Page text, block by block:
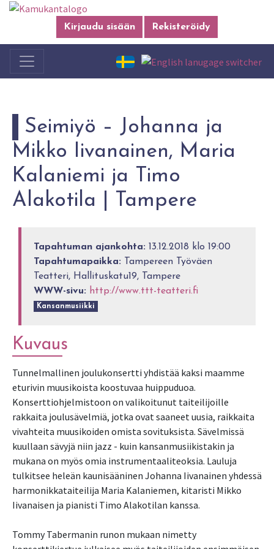
Kirjaudu sisään Rekisteröidy
Seimiyö – Johanna ja
Mikko Iivanainen, Maria
Kalaniemi ja Timo
Alakotila | Tampere
Tapahtuman ajankohta: 13.12.2018 klo 19:00
Tapahtumapaikka: Tampereen Työväen
Teatteri, Hallituskatu19, Tampere
WWW-sivu: http://www.ttt-teatteri.fi
Kansanmusiikki
Kuvaus
Tunnelmallinen joulukonsertti yhdistää kaksi maamme
eturivin muusikoista koostuvaa huippuduoa.
Konserttiohjelmistoon on valikoitunut taiteilijoille
rakkaita joulusävelmiä, jotka ovat saaneet uusia, raikkaita
vivahteita muusikoiden omista sovituksista. Sävelmissä
kuullaan sävyjä niin jazz - kuin kansanmusiikistakin ja
mukana on myös omia instrumentaaliteoksia. Lauluja
tulkitsee heleän kaunisääninen Johanna Iivanainen yhdessä
harmonikkataiteilija Maria Kalaniemen, kitaristi Mikko
Iivanaisen ja pianisti Timo Alakotilan kanssa.
Tommy Tabermanin runon mukaan nimetty